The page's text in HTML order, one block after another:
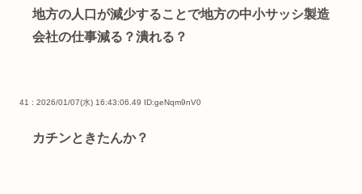
地方の人口が減少することで地方の中小サッシ製造
会社の仕事減る？潰れる？
41 : 2026/01/07(水) 16:43:06.49 ID:geNqm9nV0
カチンときたんか？